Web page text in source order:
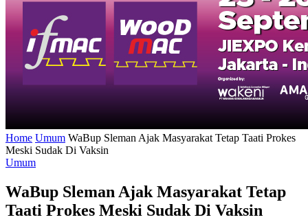
Home Umum WaBup Sleman Ajak Masyarakat Tetap Taati Prokes
Meski Sudak Di Vaksin
Umum
WaBup Sleman Ajak Masyarakat Tetap
Taati Prokes Meski Sudak Di Vaksin